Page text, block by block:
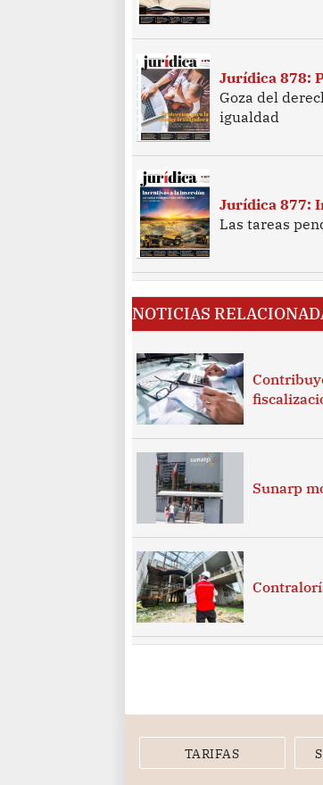
Jurídica 878:
Goza del
igualdad
Jurídica 877:
Las tareas
NOTICIAS
Sunarp
TARIFAS